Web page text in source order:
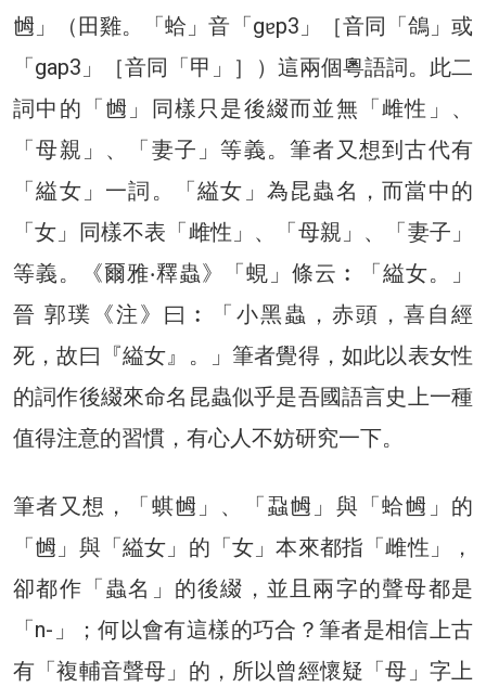
乸」（田雞。「蛤」音「gɐp3」［音同「鴿」或
「gap3」［音同「甲」］）這兩個粵語詞。此二
詞中的「乸」同樣只是後綴而並無「雌性」、
「母親」、「妻子」等義。筆者又想到古代有
「縊女」一詞。「縊女」為昆蟲名，而當中的
「女」同樣不表「雌性」、「母親」、「妻子」
等義。《爾雅‧釋蟲》「蜆」條云︰「縊女。」
晉 郭璞《注》曰︰「小黑蟲，赤頭，喜自經
死，故曰『縊女』。」筆者覺得，如此以表女性
的詞作後綴來命名昆蟲似乎是吾國語言史上一種
值得注意的習慣，有心人不妨研究一下。
筆者又想，「蜞乸」、「蝨乸」與「蛤乸」的
「乸」與「縊女」的「女」本來都指「雌性」，
卻都作「蟲名」的後綴，並且兩字的聲母都是
「n-」；何以會有這樣的巧合？筆者是相信上古
有「複輔音聲母」的，所以曾經懷疑「母」字上